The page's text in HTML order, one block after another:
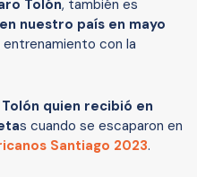
Tolón, también es
nuestro país en mayo
con la
quien recibió en
s cuando se escaparon en
Santiago 2023.